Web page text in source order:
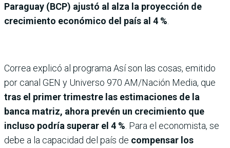
Paraguay (BCP) ajustó al alza la proyección de
crecimiento económico del país al 4 %
Correa explicó al programa Así son las cosas, emitido
por canal GEN y Universo 970 AM/Nación Media, que
tras el primer trimestre las estimaciones de la
banca matriz, ahora prevén un crecimiento que
incluso podría superar el 4 % . Para el economista, se
debe a la capacidad del país de compensar los